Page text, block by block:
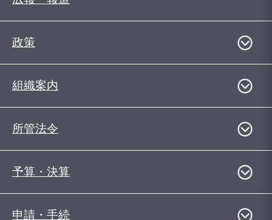
政策
組織案内
所管法令
予算・決算
申請・手続